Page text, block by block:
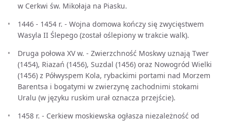
w Cerkwi św. Mikołaja na Piasku.
1446 - 1454 r. - Wojna domowa kończy się zwycięstwem
Wasyla II Ślepego (został oślepiony w trakcie walk).
Druga połowa XV w. - Zwierzchność Moskwy uznają Twer
(1454), Riazań (1456), Suzdal (1456) oraz Nowogród Wielki
(1456) z Półwyspem Kola, rybackimi portami nad Morzem
Barentsa i bogatymi w zwierzynę zachodnimi stokami
Uralu (w języku ruskim urał oznacza przejście).
1458 r. - Cerkiew moskiewska ogłasza niezależność od